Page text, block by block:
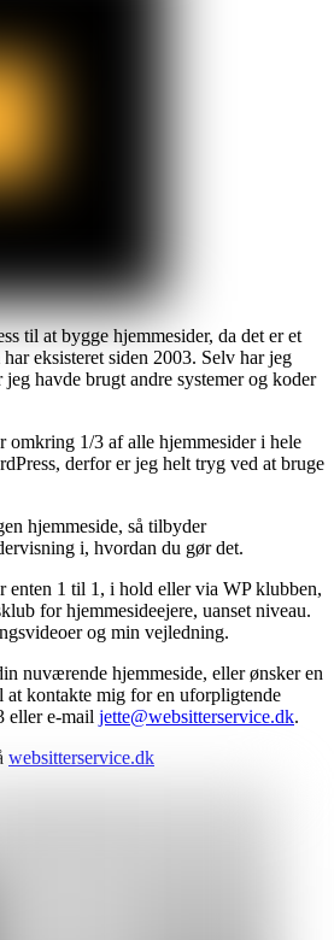
til at bygge hjemmesider, da det er et
har eksisteret siden 2003. Selv har jeg
havde brugt andre systemer og koder
omkring 1/3 af alle hjemmesider i hele
derfor er jeg helt tryg ved at bruge
hjemmeside, så tilbyder
i, hvordan du gør det.
enten 1 til 1, i hold eller via WP klubben,
for hjemmesideejere, uanset niveau.
og min vejledning.
nuværende hjemmeside, eller ønsker en
at kontakte mig for en uforpligtende
eller e-mail jette@websitterservice.dk.
websitterservice.dk